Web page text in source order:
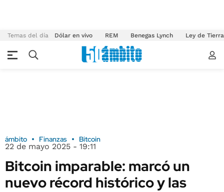
Temas del día Dólar en vivo REM Benegas Lynch Ley de
ámbito Finanzas Bitcoin
22 de mayo 2025 - 19:11
Bitcoin imparable: marcó un
nuevo récord histórico y las